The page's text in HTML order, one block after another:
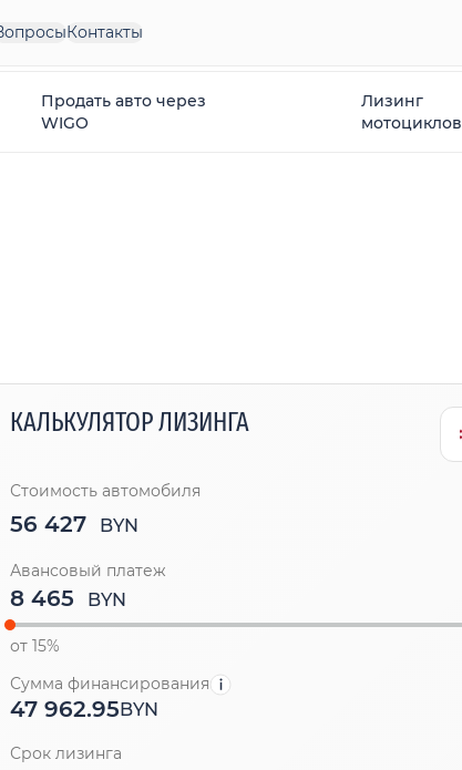
Контакты
Продать авто через
WIGO
Лизинг
мотоциклов
КАЛЬКУЛЯТОР ЛИЗИНГА
Стоимость автомобиля
56 427 BYN
Авансовый платеж
BYN
от 15%
Сумма финансирования
47 962.95BYN
Срок лизинга